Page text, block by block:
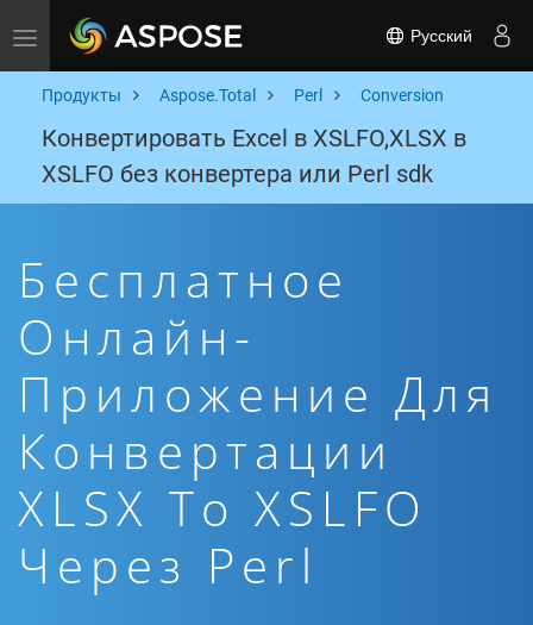
Toggle navigation Русский
Продукты Aspose.Total Perl Conversion
Конвертировать Excel в XSLFO,XLSX в
XSLFO без конвертера или Perl sdk
Бесплатное
Онлайн-
Приложение Для
Конвертации
XLSX To XSLFO
Через Perl